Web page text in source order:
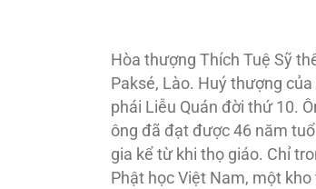
Hòa thượng Thích Tuệ Sỹ
Paksé, Lào. Huý thượng
phái Liễu Quán đời thứ 10.
ông đã đạt được 46 năm
gia kể từ khi thọ giáo. Chỉ
Phật học Việt Nam, một